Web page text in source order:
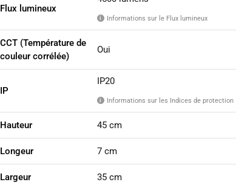
Flux lumineux
i Informations sur le Flux lumineux
CCT (Température de
couleur corrélée)
Oui
IP
IP20
i Informations sur les Indices de protection
Hauteur 45 cm
Longeur 7 cm
Largeur 35 cm